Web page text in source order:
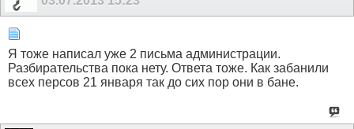
Я тоже написал уже 2 письма администрации.
Разбирательства пока нету. Ответа тоже. Как забанили
всех персов 21 января так до сих пор они в бане.